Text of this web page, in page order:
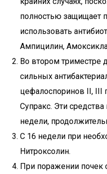
полностью защищает
использовать
Ампицилин,
Во втором триместре
сильных
цефалоспоринов II, III
Супракс. Эти
недели,
С 16 недели при
Нитроксолин.
При поражении